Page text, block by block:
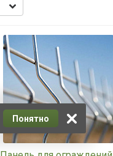
Понятно